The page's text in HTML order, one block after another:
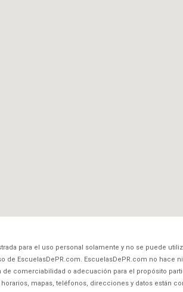
para el uso personal solamente y no se puede
de EscuelasDePR.com. EscuelasDePR.com no hace
comerciabilidad o adecuación para el propósito
mapas, teléfonos, direcciones y datos están